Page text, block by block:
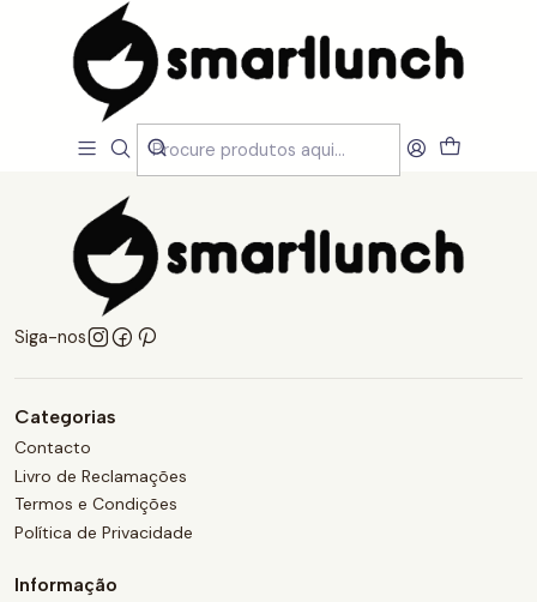
Termos e Condições
Termos e Condições
Siga-nos
Categorias
Contacto
Livro de Reclamações
Termos e Condições
Política de Privacidade
Informação